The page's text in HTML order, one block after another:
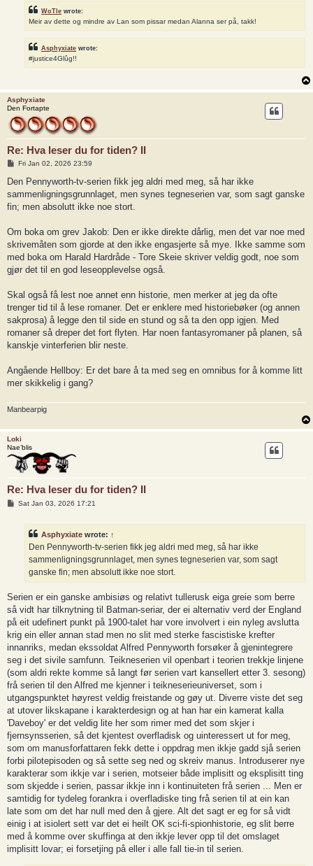
WoTle wrote:
Meir av dette og mindre av Lan som pissar medan Alanna ser på, takk!
Asphyxiate wrote:
#justice4Glûg!!
Asphyxiate
Den Fortapte
Re: Hva leser du for tiden? II
P
s
Fri Jan 02, 2026 23:59
Den Pennyworth-tv-serien fikk jeg aldri med meg, så har ikke
sammenligningsgrunnlaget, men synes tegneserien var, som sagt ganske
fin; men absolutt ikke noe stort.
Om boka om grev Jakob: Den er ikke direkte dårlig, men det var noe med
skrivemåten som gjorde at den ikke engasjerte så mye. Ikke samme som
med boka om Harald Hardråde - Tore Skeie skriver veldig godt, noe som
gjør det til en god leseopplevelse også.
Skal også få lest noe annet enn historie, men merker at jeg da ofte
trenger tid til å lese romaner. Det er enklere med historiebøker (og annen
sakprosa) å legge den til side en stund og så ta den opp igjen. Med
romaner så dreper det fort flyten. Har noen fantasyromaner på planen, så
kanskje vinterferien blir neste.
Angående Hellboy: Er det bare å ta med seg en omnibus for å komme litt
mer skikkelig i gang?
Manbearpig
Loki
Nae’blis
Re: Hva leser du for tiden? II
PSat Jan 03, 2026 17:21
Asphyxiate wrote: ↑
Den Pennyworth-tv-serien fikk jeg aldri med meg, så har ikke
sammenligningsgrunnlaget, men synes tegneserien var, som sagt
ganske fin; men absolutt ikke noe stort.
Serien er ein ganske ambisiøs og relativt tullerusk eiga greie som berre
så vidt har tilknytning til Batman-seriar, der ei alternativ verd der England
på eit udefinert punkt på 1900-talet har vore involvert i ein nyleg avslutta
krig ein eller annan stad men no slit med sterke fascistiske krefter
innanriks, medan ekssoldat Alfred Pennyworth forsøker å gjenintegrere
seg i det sivile samfunn. Teikneserien vil openbart i teorien trekkje linjene
(som aldri rekte komme så langt før serien vart kansellert etter 3. sesong)
frå serien til den Alfred me kjenner i teikneserieuniverset, som i
utgangspunktet høyrest veldig freistande og gøy ut. Diverre viste det seg
at utover likskapane i karakterdesign og at han har ein kamerat kalla
'Daveboy' er det veldig lite her som rimer med det som skjer i
fjernsynsserien, så det kjentest overfladisk og uinteressert ut for meg,
som om manusforfattaren fekk dette i oppdrag men ikkje gadd sjå serien
forbi pilotepisoden og så sette seg ned og skreiv manus. Introduserer nye
karakterar som ikkje var i serien, motseier både implisitt og eksplisitt ting
som skjedde i serien, passar ikkje inn i kontinuiteten frå serien ... Men er
samtidig for tydeleg forankra i overfladiske ting frå serien til at ein kan
late som om det har null med den å gjere. Alt det sagt er eg for så vidt
einig i at isiolert sett var det ei heilt OK sci-fi-spionhistorie, eg slit berre
med å komme over skuffinga at den ikkje lever opp til det omslaget
implisitt lovar; ei forsetjing på eller i alle fall tie-in til serien.